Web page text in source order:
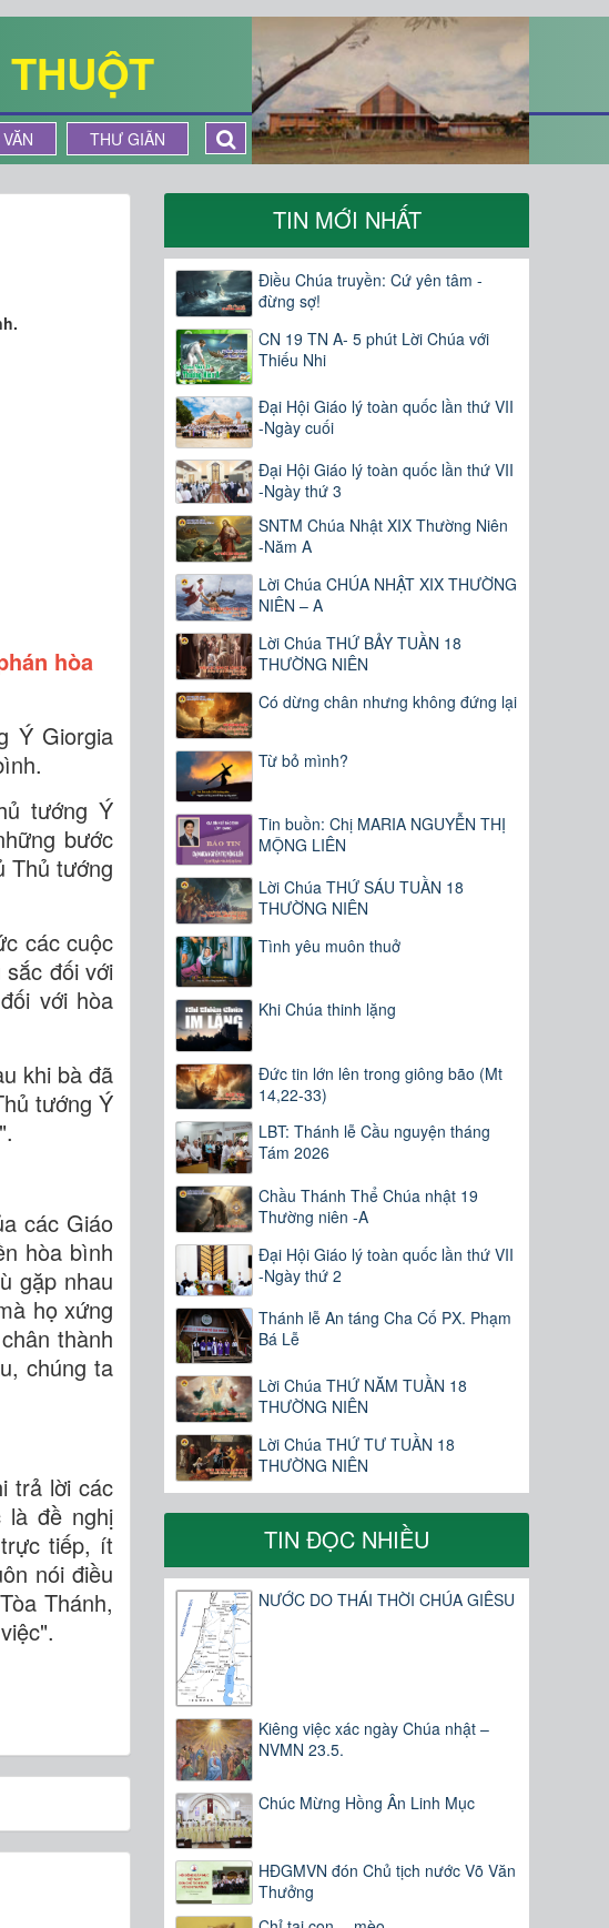
THƯ GIÃN
hòa
Ý Giorgia
tướng Ý
bước
Thủ tướng
các cuộc
đối với
với hòa
khi bà đã
tướng Ý
các Giáo
hòa bình
gặp nhau
họ xứng
thành
chúng ta
trả lời các
là đề nghị
tiếp, ít
nói điều
Thánh,
TIN MỚI NHẤT
Điều Chúa truyền: Cứ yên tâm -
đừng sợ!
CN 19 TN A- 5 phút Lời Chúa với
Thiếu Nhi
Đại Hội Giáo lý toàn quốc lần thứ VII
-Ngày cuối
Đại Hội Giáo lý toàn quốc lần thứ VII
-Ngày thứ 3
SNTM Chúa Nhật XIX Thường Niên
-Năm A
Lời Chúa CHÚA NHẬT XIX THƯỜNG
NIÊN – A
Lời Chúa THỨ BẢY TUẦN 18
THƯỜNG NIÊN
Có dừng chân nhưng không đứng lại
Từ bỏ mình?
Tin buồn: Chị MARIA NGUYỄN THỊ
MỘNG LIÊN
Lời Chúa THỨ SÁU TUẦN 18
THƯỜNG NIÊN
Tình yêu muôn thuở
Khi Chúa thinh lặng
Đức tin lớn lên trong giông bão (Mt
14,22-33)
LBT: Thánh lễ Cầu nguyện tháng
Tám 2026
Chầu Thánh Thể Chúa nhật 19
Thường niên -A
Đại Hội Giáo lý toàn quốc lần thứ VII
-Ngày thứ 2
Thánh lễ An táng Cha Cố PX. Phạm
Bá Lễ
Lời Chúa THỨ NĂM TUẦN 18
THƯỜNG NIÊN
Lời Chúa THỨ TƯ TUẦN 18
THƯỜNG NIÊN
TIN ĐỌC NHIỀU
NƯỚC DO THÁI THỜI CHÚA GIÊSU
Kiêng việc xác ngày Chúa nhật –
NVMN 23.5.
Chúc Mừng Hồng Ân Linh Mục
HĐGMVN đón Chủ tịch nước Võ Văn
Thưởng